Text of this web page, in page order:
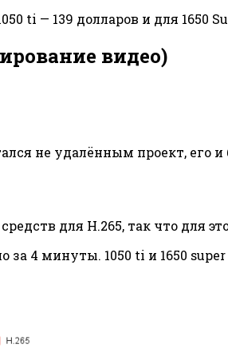
ti — 139 долларов и для 1650
видео)
не удалённым проект, его
для H.265, так что для
за 4 минуты. 1050 ti и 1650